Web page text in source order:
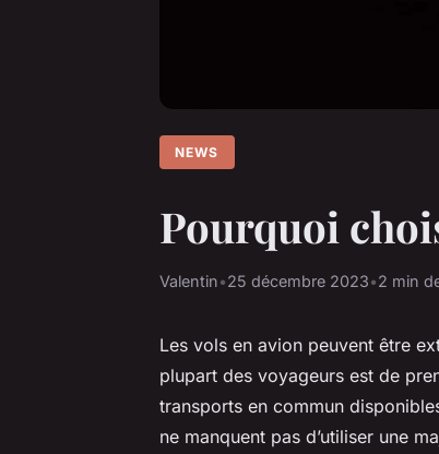
NEWS
Pourquoi
Valentin•25 décembre 2023•2 min
Les vols en avion peuvent être
plupart des voyageurs est de
transports en commun
ne manquent pas d’utiliser une